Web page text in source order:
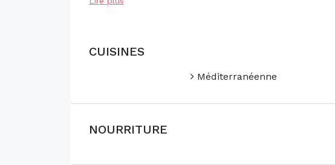
CUISINES
Méditerranéenne
NOURRITURE